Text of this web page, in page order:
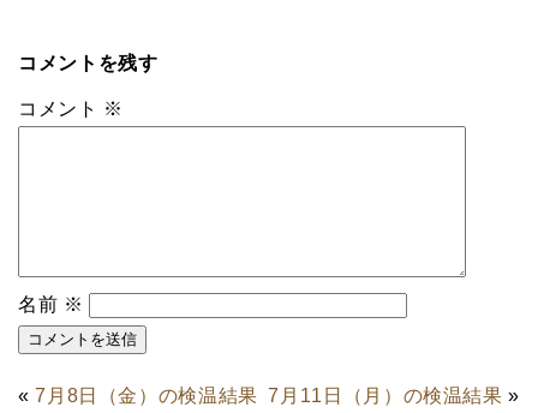
コメントを残す
コメント ※
名前 ※
«7月8日（金）の検温結果 7月11日（月）の検温結果 »